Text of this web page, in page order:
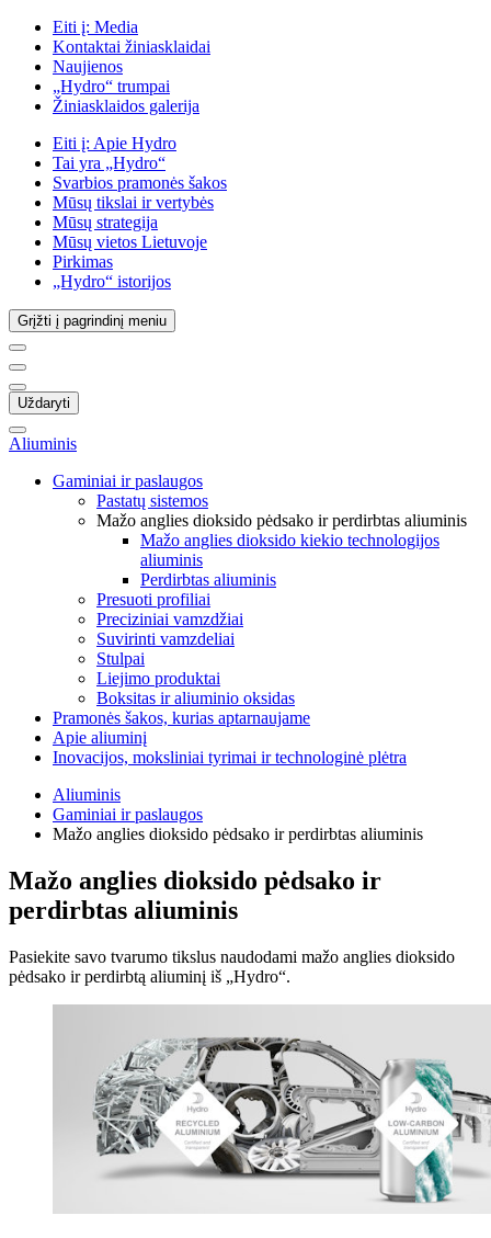
Eiti į: Media
Kontaktai žiniasklaidai
Naujienos
„Hydro“ trumpai
Žiniasklaidos galerija
Eiti į: Apie Hydro
Tai yra „Hydro“
Svarbios pramonės šakos
Mūsų tikslai ir vertybės
Mūsų strategija
Mūsų vietos Lietuvoje
Pirkimas
„Hydro“ istorijos
Grįžti į pagrindinį meniu
Uždaryti
Aliuminis
Gaminiai ir paslaugos
Pastatų sistemos
Mažo anglies dioksido pėdsako ir perdirbtas aliuminis
Mažo anglies dioksido kiekio technologijos
aliuminis
Perdirbtas aliuminis
Presuoti profiliai
Preciziniai vamzdžiai
Suvirinti vamzdeliai
Stulpai
Liejimo produktai
Boksitas ir aliuminio oksidas
Pramonės šakos, kurias aptarnaujame
Apie aliuminį
Inovacijos, moksliniai tyrimai ir technologinė plėtra
Aliuminis
Gaminiai ir paslaugos
Mažo anglies dioksido pėdsako ir perdirbtas aliuminis
Mažo anglies dioksido pėdsako ir
perdirbtas aliuminis
Pasiekite savo tvarumo tikslus naudodami mažo anglies dioksido
pėdsako ir perdirbtą aliuminį iš „Hydro“.